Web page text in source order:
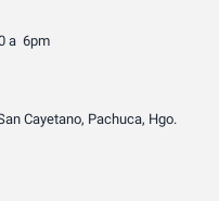
a 6pm
Cayetano, Pachuca, Hgo.